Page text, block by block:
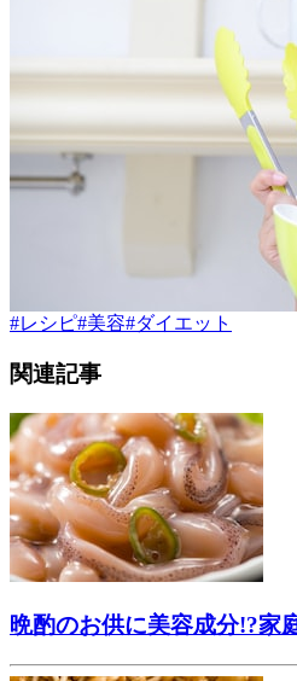
#レシピ#美容#ダイエット
関連記事
晩酌のお供に美容成分!?家